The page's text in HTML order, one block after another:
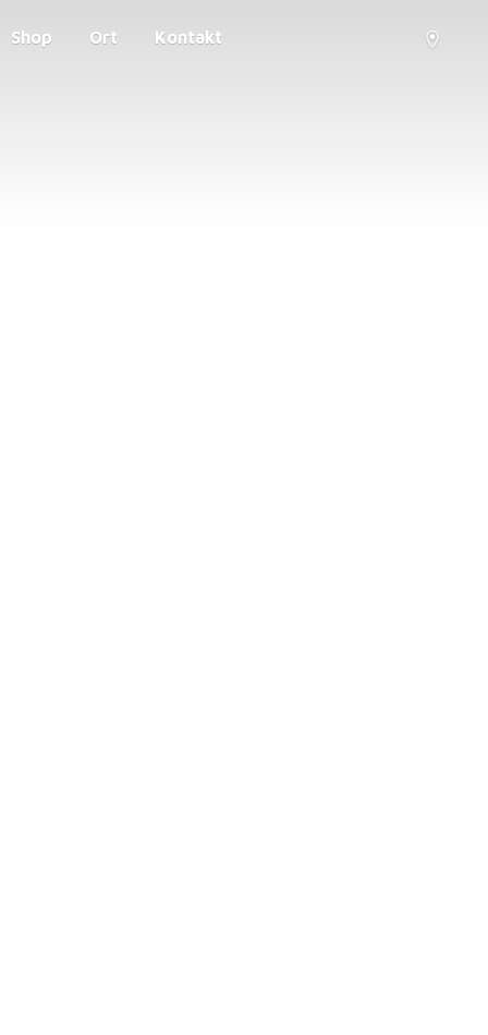
Shop Ort Kontakt